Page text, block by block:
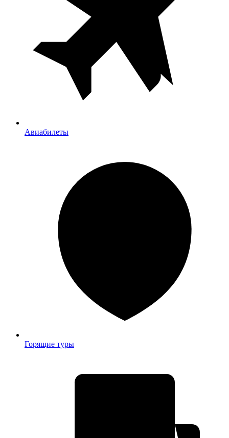
Авиабилеты
Горящие туры